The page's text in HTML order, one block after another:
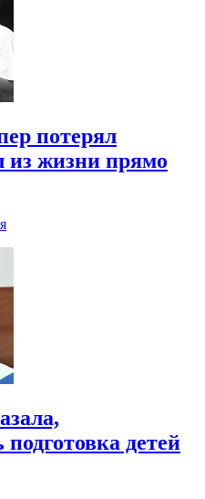
потерял
из жизни прямо
детей